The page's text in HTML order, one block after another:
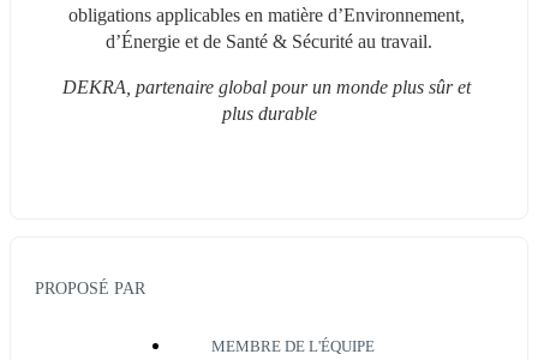
obligations applicables en matière d’Environnement,
d’Énergie et de Santé & Sécurité au travail.
DEKRA, partenaire global pour un monde plus sûr et
plus durable
PROPOSÉ PAR
MEMBRE DE L'ÉQUIPE